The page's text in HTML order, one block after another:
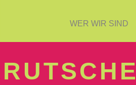
WER WIR SIND